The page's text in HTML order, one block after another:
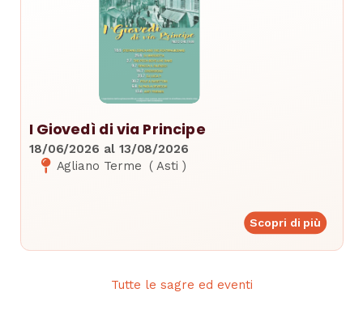
I Giovedì di via Principe
18/06/2026 al 13/08/2026
Agliano Terme ( Asti )
Scopri di più
Tutte le sagre ed eventi